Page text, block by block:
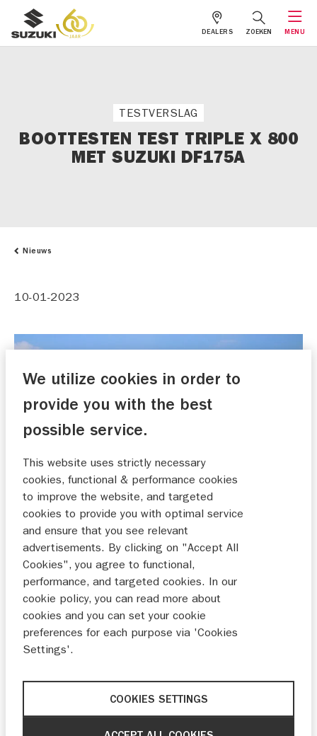
DEALERS ZOEKEN MENU
TESTVERSLAG
BOOTTESTEN TEST TRIPLE X 800
MET SUZUKI DF175A
Nieuws
10-01-2023
"De Triple X is een zogenaamde outboardsloep
met de buitenboordmotor in een bun. Dit
concept biedt veel voordelen: je kunt goedkoop
met een kleine motor (vanaf 30pk) beginnen en
doorgroeien naar zwaardere motorisering tot
levert een meerprijs van €12.000 op de
basisprijs van €49.900 op. Het onderhoud is
We utilize cookies in order to
provide you with the best
possible service.
This website uses strictly necessary
cookies, functional & performance cookies
to improve the website, and targeted
cookies to provide you with optimal service
and ensure that you see relevant
advertisements. By clicking on "Accept All
Cookies", you agree to functional,
performance, and targeted cookies. In our
cookie policy, you can read more about
cookies and you can set your cookie
preferences for each purpose via 'Cookies
Settings'.
COOKIES SETTINGS